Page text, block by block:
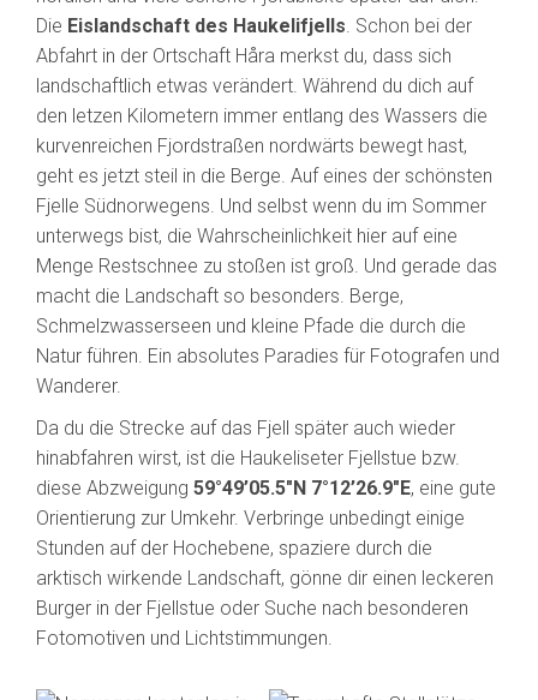
Die Eislandschaft des Haukelifjells. Schon bei der
Abfahrt in der Ortschaft Håra merkst du, dass sich
landschaftlich etwas verändert. Während du dich auf
den letzen Kilometern immer entlang des Wassers die
kurvenreichen Fjordstraßen nordwärts bewegt hast,
geht es jetzt steil in die Berge. Auf eines der schönsten
Fjelle Südnorwegens. Und selbst wenn du im Sommer
unterwegs bist, die Wahrscheinlichkeit hier auf eine
Menge Restschnee zu stoßen ist groß. Und gerade das
macht die Landschaft so besonders. Berge,
Schmelzwasserseen und kleine Pfade die durch die
Natur führen. Ein absolutes Paradies für Fotografen und
Wanderer.
Da du die Strecke auf das Fjell später auch wieder
hinabfahren wirst, ist die Haukeliseter Fjellstue bzw.
diese Abzweigung 59°49’05.5″N 7°12’26.9″E, eine gute
Orientierung zur Umkehr. Verbringe unbedingt einige
Stunden auf der Hochebene, spaziere durch die
arktisch wirkende Landschaft, gönne dir einen leckeren
Burger in der Fjellstue oder Suche nach besonderen
Fotomotiven und Lichtstimmungen.